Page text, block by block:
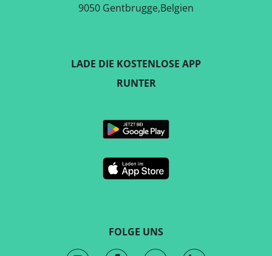
9050 Gentbrugge,Belgien
FOLGE UNS
LADE DIE KOSTENLOSE APP
RUNTER